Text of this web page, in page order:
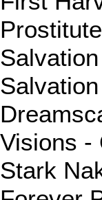
Visions -
Stark